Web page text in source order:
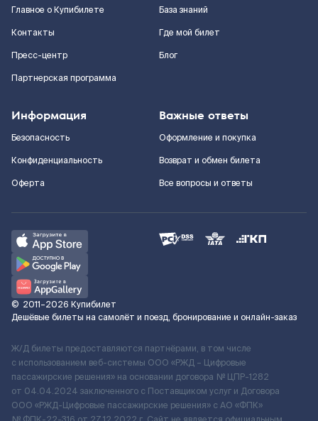
Главное о Купибилете
Контакты
Пресс-центр
Партнерская программа
База знаний
Где мой билет
Блог
Информация
Безопасность
Конфиденциальность
Оферта
Важные ответы
Оформление и покупка
Возврат и обмен билета
Все вопросы и ответы
© 2011–2026 Купибилет
Дешёвые билеты на самолёт и поезд, бронирование и онлайн-заказ
Ж/Д билеты предоставляются партнёрами, в том числе
с использованием веб-системы ООО «РЖД – Цифровые
пассажирские решения» на основании договора № ЦПР-1282
от 04.04.2024 заключенного с Поставщиком услуг и Договора
ООО «РЖД-Цифровые пассажирские решения» c АО «ФПК»